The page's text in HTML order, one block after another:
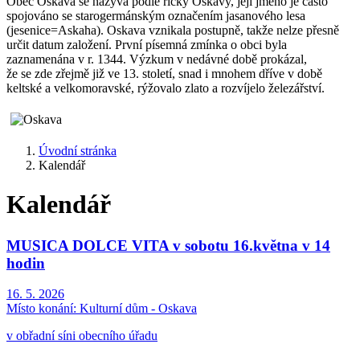
spojováno se starogermánským označením jasanového lesa
(jesenice=Askaha). Oskava vznikala postupně, takže nelze přesně
určit datum založení. První písemná zmínka o obci byla
zaznamenána v r. 1344. Výzkum v nedávné době prokázal,
že se zde zřejmě již ve 13. století, snad i mnohem dříve v době
keltské a velkomoravské, rýžovalo zlato a rozvíjelo železářství.
Úvodní stránka
Kalendář
Kalendář
MUSICA DOLCE VITA v sobotu 16.května v 14
hodin
16. 5. 2026
Místo konání: Kulturní dům - Oskava
v obřadní síni obecního úřadu